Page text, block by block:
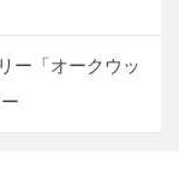
ー「オークウッ